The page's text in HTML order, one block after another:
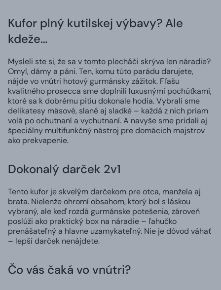
Kufor plný kutilskej výbavy? Ale
kdeže…
Mysleli ste si, že sa v tomto plecháči skrýva len náradie?
Omyl, dámy a páni. Ten, komu túto parádu darujete,
nájde vo vnútri hotový gurmánsky zážitok. Fľašu
kvalitného prosecca sme doplnili luxusnými pochúťkami,
ktoré sa k dobrému pitiu dokonale hodia. Vybrali sme
delikatesy mäsové, slané aj sladké – každá z nich priam
volá po ochutnaní a vychutnaní. A navyše sme pridali aj
špeciálny multifunkčný nástroj pre domácich majstrov
ako prekvapenie.
Dokonalý darček 2v1
Tento kufor je skvelým darčekom pre otca, manžela aj
brata. Nielenže ohromí obsahom, ktorý bol s láskou
vybraný, ale keď rozdá gurmánske potešenia, zároveň
poslúži ako praktický box na náradie – ľahučko
prenášateľný a hlavne uzamykateľný. Nie je dôvod váhať
– lepší darček nenájdete.
Čo vás čaká vo vnútri?